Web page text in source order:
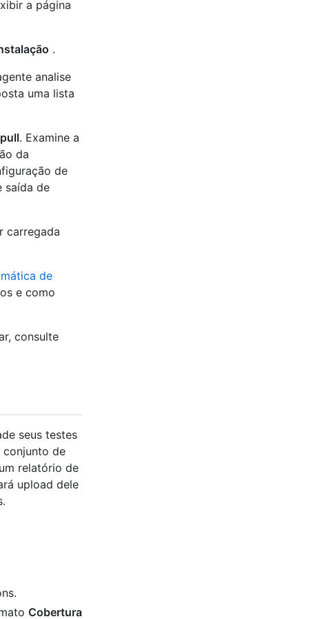
a página
.
analise
uma lista
. Examine a
da
de
saída de
carregada
de
e como
consulte
seus testes
conjunto de
relatório de
upload dele
Cobertura